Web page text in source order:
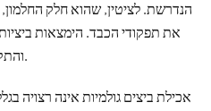
הנדרשת. לציטין, שהוא חלק
את תפקודי הכבד. הימצאות
והתקף לב, התפתחות מחלת אלצהיימר.
אכילת ביצים גולמיות אינה רצויה